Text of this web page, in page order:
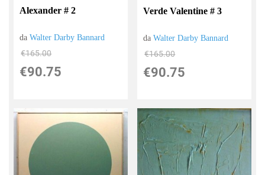
Alexander # 2
daWalter Darby Bannard
€165.00
€90.75
Verde Valentine # 3
daWalter Darby Bannard
€165.00
€90.75